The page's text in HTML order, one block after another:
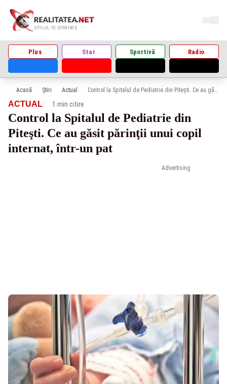
Plus Star Sportivă Radio
Acasă Știri Actual Control la Spitalul de Pediatrie din Piteşti. Ce au găsit părinţii unui copil internat, într-un pat
Advertising
ACTUAL· 1 min citire
Control la Spitalul de Pediatrie din
Piteşti. Ce au găsit părinţii unui copil
internat, într-un pat